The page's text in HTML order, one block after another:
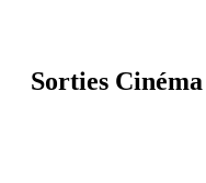
Sorties Cinéma